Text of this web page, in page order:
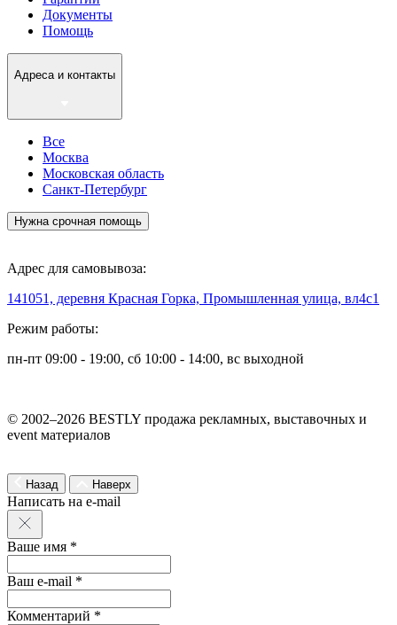
Документы
Помощь
Адреса и контакты
Все
Москва
Московская область
Санкт-Петербург
Нужна срочная помощь
Адрес для самовывоза:
141051, деревня Красная Горка, Промышленная улица, вл4с1
Режим работы:
пн-пт 09:00 - 19:00, сб 10:00 - 14:00, вс выходной
© 2002–2026 BESTLY продажа рекламных, выставочных и
event материалов
Назад Наверх
Написать на e-mail
Ваше имя *
Ваш e-mail *
Комментарий *